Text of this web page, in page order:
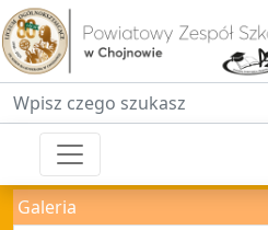
Fraza do wyszukiwania
Galeria